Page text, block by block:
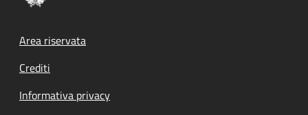
Footer menu
Area riservata
Crediti
Informativa privacy